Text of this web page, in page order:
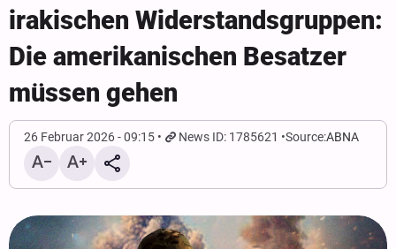
irakischen Widerstandsgruppen:
Die amerikanischen Besatzer
müssen gehen
26 Februar 2026 - 09:15 News ID: 1785621 Source:ABNA